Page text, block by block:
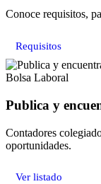
Conoce requisitos,
Requisitos
Bolsa Laboral
Publica y
Contadores
oportunidades.
Ver listado